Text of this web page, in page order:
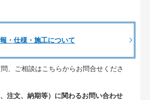
・仕様・施工について
、ご相談はこちらからお問合せくださ
注文、納期等）に関わるお問い合わせ